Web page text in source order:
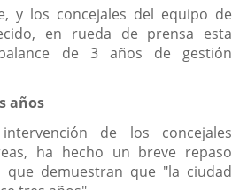
y los concejales del equipo de
en rueda de prensa esta
de 3 años de gestión
años
de los concejales
ha hecho un breve repaso
demuestran que "la ciudad